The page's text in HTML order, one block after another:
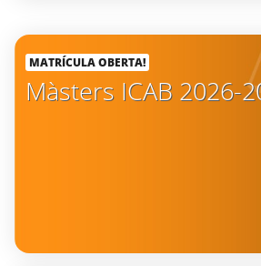
MATRÍCULA OBERTA!
Màsters ICAB 2026-